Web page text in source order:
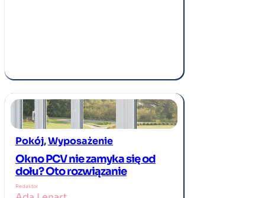
Pokój, Wyposażenie
Okno PCV nie zamyka się od
dołu? Oto rozwiązanie
Redaktor